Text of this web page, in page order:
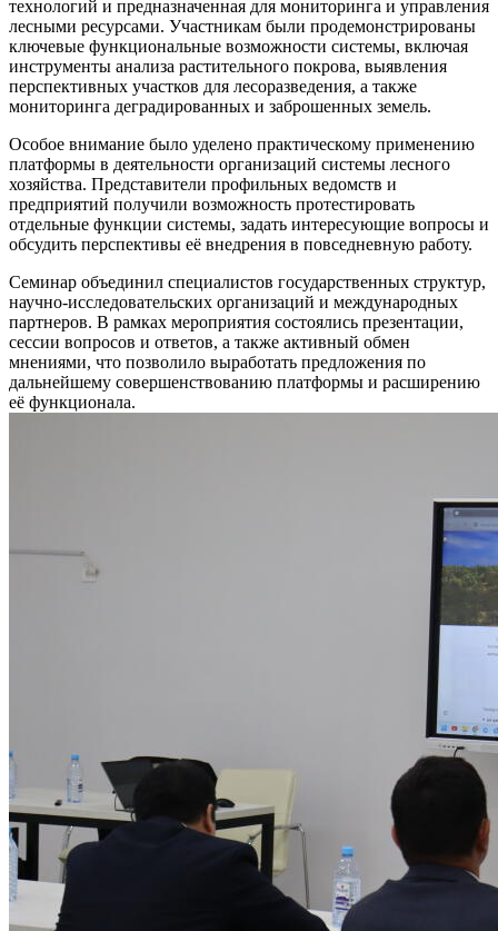
технологий и предназначенная для мониторинга и управления
лесными ресурсами. Участникам были продемонстрированы
ключевые функциональные возможности системы, включая
инструменты анализа растительного покрова, выявления
перспективных участков для лесоразведения, а также
мониторинга деградированных и заброшенных земель.
Особое внимание было уделено практическому применению
платформы в деятельности организаций системы лесного
хозяйства. Представители профильных ведомств и
предприятий получили возможность протестировать
отдельные функции системы, задать интересующие вопросы и
обсудить перспективы её внедрения в повседневную работу.
Семинар объединил специалистов государственных структур,
научно-исследовательских организаций и международных
партнеров. В рамках мероприятия состоялись презентации,
сессии вопросов и ответов, а также активный обмен
мнениями, что позволило выработать предложения по
дальнейшему совершенствованию платформы и расширению
её функционала.